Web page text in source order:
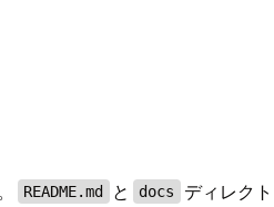
README.md と docs ディレク